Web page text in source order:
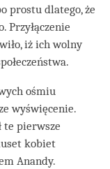
prostu dlatego, że
Przyłączenie
iż ich wolny
ośmiu
wyświęcenie.
te pierwsze
kobiet
Anandy.